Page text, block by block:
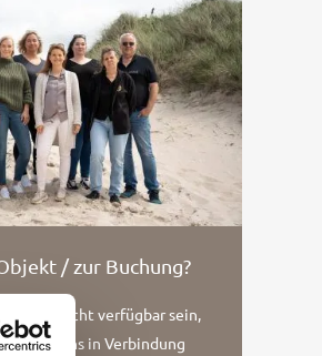
/ zur Buchung?
nicht verfügbar sein,
mit uns in Verbindung